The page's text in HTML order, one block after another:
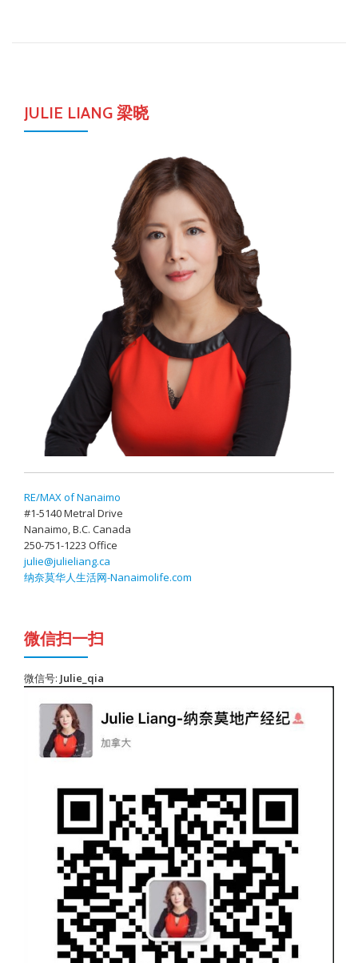
JULIE LIANG 梁晓
RE/MAX of Nanaimo
#1-5140 Metral Drive
Nanaimo, B.C. Canada
250-751-1223 Office
julie@julieliang.ca
纳奈莫华人生活网-Nanaimolife.com
微信扫一扫
微信号: Julie_qia